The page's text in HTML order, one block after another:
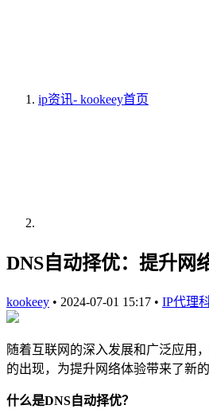
ip资讯- kookeey首页
DNS自动择优：提升网
kookeey • 2024-07-01 15:17 • IP代理
随着互联网的深入发展和广泛应用
的出现，为提升网络体验带来了新
什么是DNS自动择优？